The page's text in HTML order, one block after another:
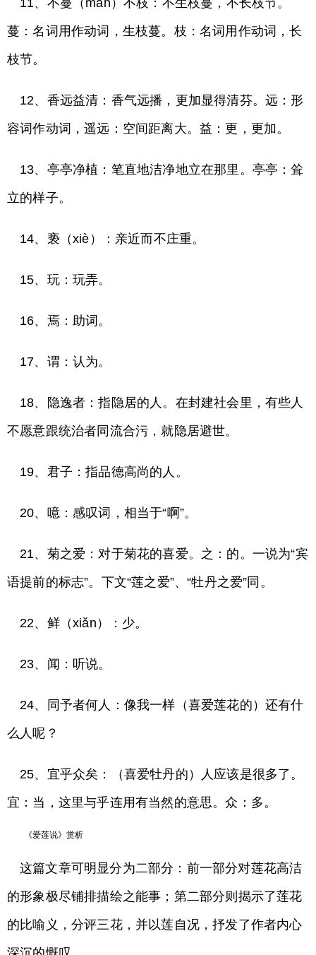
11、不蔓（màn）不枝：不生枝蔓，不长枝节。
蔓：名词用作动词，生枝蔓。枝：名词用作动词，长
枝节。
12、香远益清：香气远播，更加显得清芬。远：形
容词作动词，遥远：空间距离大。益：更，更加。
13、亭亭净植：笔直地洁净地立在那里。亭亭：耸
立的样子。
14、亵（xiè）：亲近而不庄重。
15、玩：玩弄。
16、焉：助词。
17、谓：认为。
18、隐逸者：指隐居的人。在封建社会里，有些人
不愿意跟统治者同流合污，就隐居避世。
19、君子：指品德高尚的人。
20、噫：感叹词，相当于“啊”。
21、菊之爱：对于菊花的喜爱。之：的。一说为“宾
语提前的标志”。下文“莲之爱”、“牡丹之爱”同。
22、鲜（xiǎn）：少。
23、闻：听说。
24、同予者何人：像我一样（喜爱莲花的）还有什
么人呢？
25、宜乎众矣：（喜爱牡丹的）人应该是很多了。
宜：当，这里与乎连用有当然的意思。众：多。
《爱莲说》赏析
这篇文章可明显分为二部分：前一部分对莲花高洁
的形象极尽铺排描绘之能事；第二部分则揭示了莲花
的比喻义，分评三花，并以莲自况，抒发了作者内心